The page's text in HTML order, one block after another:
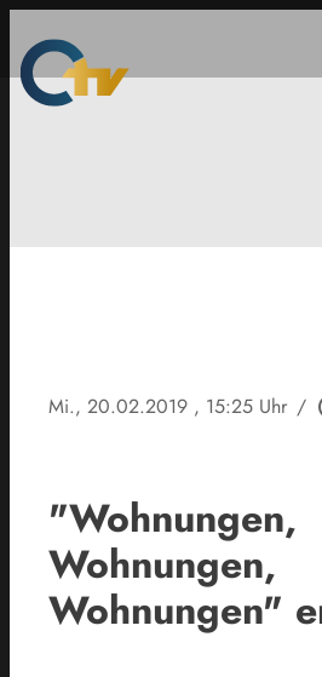
Mi., 20.02.2019 , 15:25 Uhr /
"Wohnungen,
Wohnungen,
Wohnungen"